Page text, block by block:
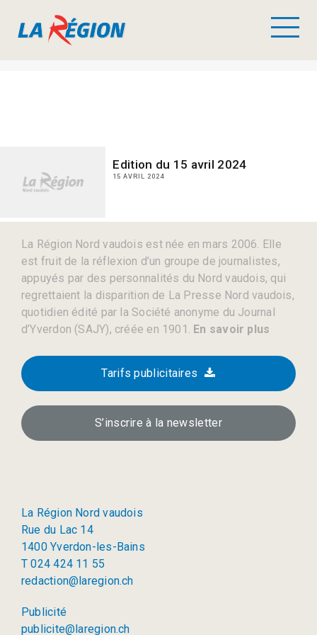
Edition du 15 avril 2024
15 AVRIL 2024
La Région Nord vaudois est née en mars 2006. Elle
est fruit de la réflexion d’un groupe de journalistes,
appuyés par des personnalités du Nord vaudois, qui
regrettaient la disparition de La Presse Nord vaudois,
quotidien édité par la Société anonyme du Journal
d’Yverdon (SAJY), créée en 1901. En savoir plus
Tarifs publicitaires
S’inscrire à la newsletter
La Région Nord vaudois
Rue du Lac 14
1400 Yverdon-les-Bains
T 024 424 11 55
redaction@laregion.ch
Publicité
publicite@laregion.ch